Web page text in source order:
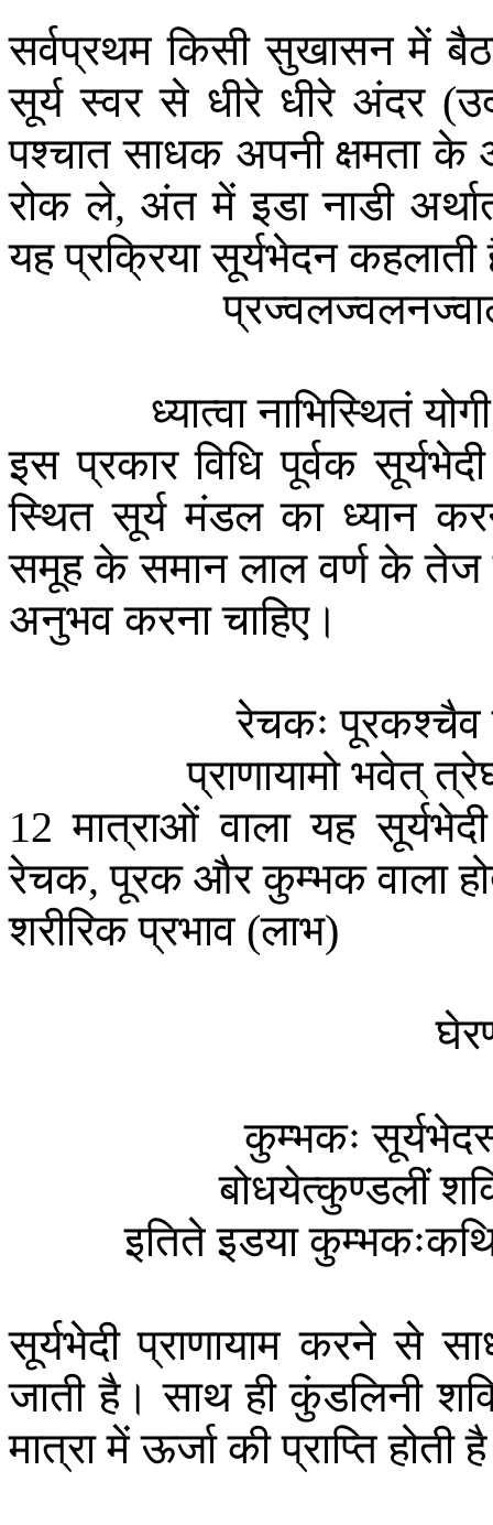
सर्वप्रथम किसी सुखासन में
सूर्य स्वर से धीरे धीरे अंदर(
पश्चात साधक अपनी क्षमता के
रोक ले, अंत में इडा नाडी
यह प्रक्रिया सूर्यभेदन कहलाती
ध्यात्वा नाभिस्थितं योगी
इस प्रकार विधि पूर्वक सूर्यभेदी
स्थित सूर्य मंडल का ध्यान
समूह के समान लाल वर्ण के तेज
अनुभव करना चाहिए।
रेचकः पूरकश्चैव
प्राणायामो भवेत्
12मात्राओं वाला यह सूर्यभेदी
रेचक,पूरक और कुम्भक वाला
शरीरिक प्रभाव (लाभ)
कुम्भकः
बोधयेत्कुण्डलीं
इतिते इडया
सूर्यभेदी प्राणायाम करने से
जाती है। साथ ही कुंडलिनी
मात्रा में ऊर्जा की प्राप्ति होती